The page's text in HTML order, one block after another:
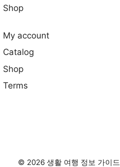
Shop
My account
Catalog
Shop
Terms
© 2026 생활 여행 정보 가이드